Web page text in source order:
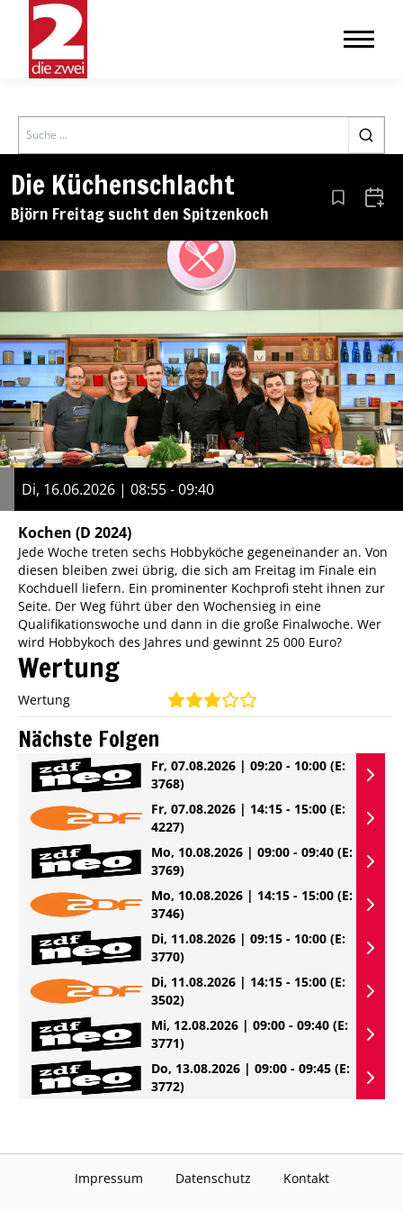
Search
Die Küchenschlacht
Björn Freitag sucht den Spitzenkoch Aus den
Di, 16.06.2026 | 08:55 - 09:40
Kochen (D 2024)
Jede Woche treten sechs Hobbyköche gegeneinander an. Von
diesen bleiben zwei übrig, die sich am Freitag im Finale ein
Kochduell liefern. Ein prominenter Kochprofi steht ihnen zur
Seite. Der Weg führt über den Wochensieg in eine
Qualifikationswoche und dann in die große Finalwoche. Wer
wird Hobbykoch des Jahres und gewinnt 25 000 Euro?
Wertung
Wertung
Nächste Folgen
Fr, 07.08.2026 | 09:20 - 10:00 (E:
3768)
Fr, 07.08.2026 | 14:15 - 15:00 (E:
4227)
Mo, 10.08.2026 | 09:00 - 09:40 (E:
3769)
Mo, 10.08.2026 | 14:15 - 15:00 (E:
3746)
Di, 11.08.2026 | 09:15 - 10:00 (E:
3770)
Di, 11.08.2026 | 14:15 - 15:00 (E:
3502)
Mi, 12.08.2026 | 09:00 - 09:40 (E:
3771)
Do, 13.08.2026 | 09:00 - 09:45 (E:
3772)
Impressum Datenschutz Kontakt